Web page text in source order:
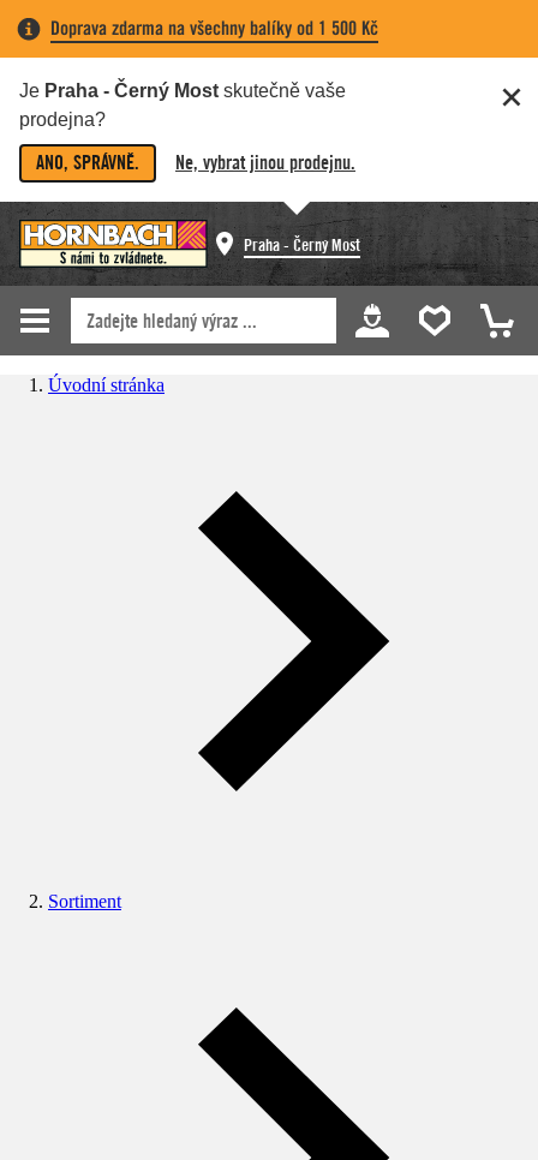
Doprava zdarma na všechny balíky od 1 500 Kč
Je Praha - Černý Most skutečně vaše
prodejna?
ANO, SPRÁVNĚ. Ne, vybrat jinou prodejnu.
Praha - Černý Most
Úvodní stránka
Sortiment